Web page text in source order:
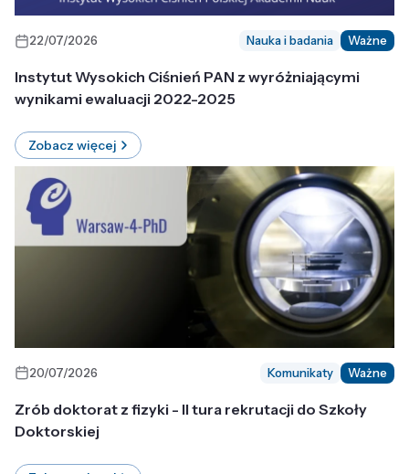
22/07/2026 Nauka i badania Ważne
Instytut Wysokich Ciśnień PAN z wyróżniającymi
wynikami ewaluacji 2022-2025
Zobacz więcej
20/07/2026 Komunikaty Ważne
Zrób doktorat z fizyki - II tura rekrutacji do Szkoły
Doktorskiej